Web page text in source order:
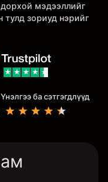
мэдээллийг
тулд зориуд нэрийг
Үнэлгээ ба сэтгэгдлүүд